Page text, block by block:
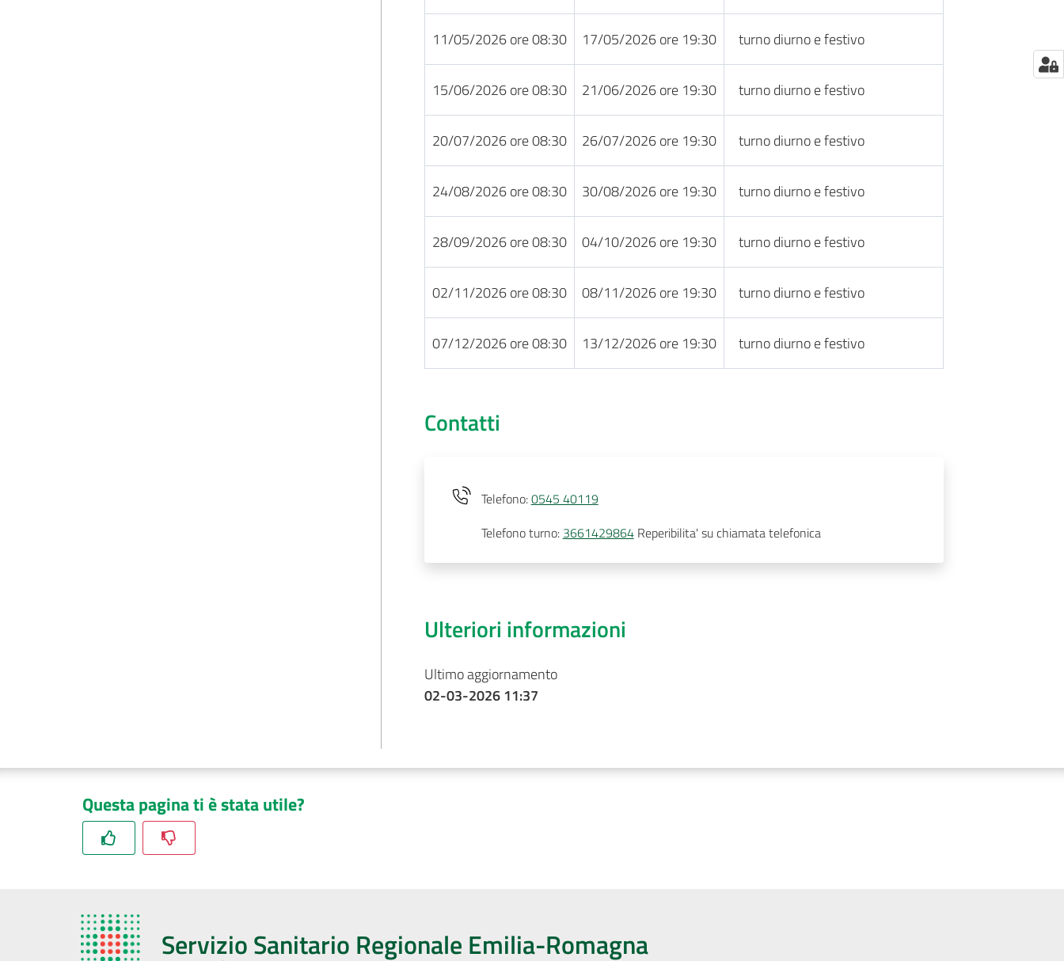
11/05/2026 ore 08:30 17/05/2026 ore 19:30 turno diurno e festivo
15/06/2026 ore 08:30 21/06/2026 ore 19:30 turno diurno e festivo
20/07/2026 ore 08:30 26/07/2026 ore 19:30 turno diurno e festivo
24/08/2026 ore 08:30 30/08/2026 ore 19:30 turno diurno e festivo
28/09/2026 ore 08:30 04/10/2026 ore 19:30 turno diurno e festivo
02/11/2026 ore 08:30 08/11/2026 ore 19:30 turno diurno e festivo
07/12/2026 ore 08:30 13/12/2026 ore 19:30 turno diurno e festivo
Contatti
Telefono:0545 40119
Telefono turno: 3661429864Reperibilita' su chiamata telefonica
Ulteriori informazioni
Ultimo aggiornamento
02-03-2026 11:37
Questa pagina ti è stata utile?
Servizio Sanitario Regionale Emilia-Romagna